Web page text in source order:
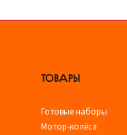
ТОВАРЫ
Готовые наборы
Мотор-колёса